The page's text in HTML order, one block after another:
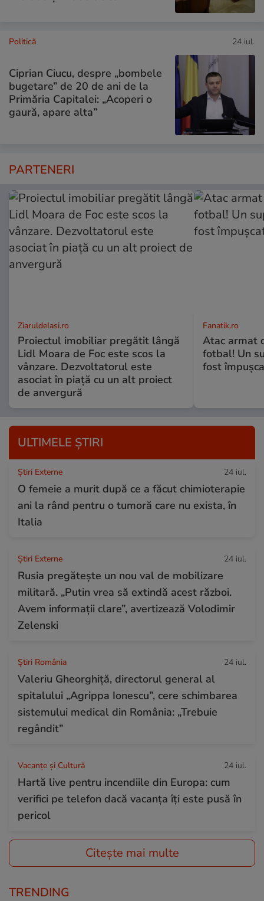
Politică 24 iul.
Ciprian Ciucu, despre „bombele
bugetare” de 20 de ani de la
Primăria Capitalei: „Acoperi o
gaură, apare alta”
PARTENERI
ZiaruldeIasi.ro
Proiectul imobiliar pregătit lângă
Lidl Moara de Foc este scos la
vânzare. Dezvoltatorul este
asociat în piață cu un alt proiect
de anvergură
Fanatik.ro
Atac armat
fotbal! Un
fost
ULTIMELE ȘTIRI
Știri Externe 24 iul.
O femeie a murit după ce a făcut chimioterapie
ani la rând pentru o tumoră care nu exista, în
Italia
Știri Externe 24 iul.
Rusia pregătește un nou val de mobilizare
militară. „Putin vrea să extindă acest război.
Avem informații clare”, avertizează Volodimir
Zelenski
Știri România 24 iul.
Valeriu Gheorghiță, directorul general al
spitalului „Agrippa Ionescu”, cere schimbarea
sistemului medical din România: „Trebuie
regândit”
Vacanțe și Cultură 24 iul.
Hartă live pentru incendiile din Europa: cum
verifici pe telefon dacă vacanța îți este pusă în
pericol
Citește mai multe
TRENDING